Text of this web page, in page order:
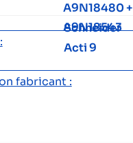
A9N18480 +
A9N18543
Schneider
Acti 9
fabricant :